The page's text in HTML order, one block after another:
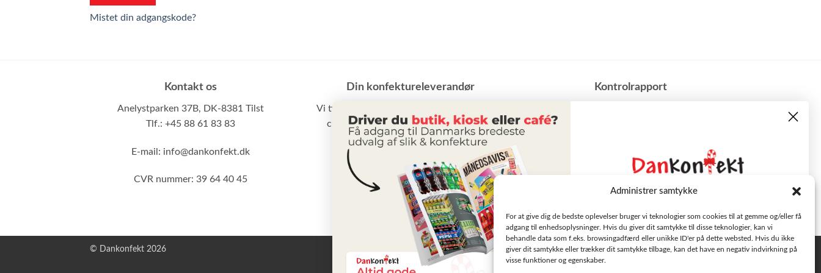
Administrer samtykke
For at give dig de bedste oplevelser bruger vi teknologier som cookies til at gemme og/eller få
adgang til enhedsoplysninger. Hvis du giver dit samtykke til disse teknologier, kan vi
behandle data som f.eks. browsingadfærd eller unikke ID'er på dette websted. Hvis du ikke
giver dit samtykke eller trækker dit samtykke tilbage, kan det have en negativ indvirkning på
visse funktioner og egenskaber.
Mistet din adgangskode?
Kontakt os
Anelystparken 37B, DK-8381 Tilst
Tlf.: +45 88 61 83 83
E-mail: info@dankonfekt.dk
CVR nummer: 39 64 40 45
Din konfektureleverandør
Vi tilbyder et stort udvalg af slik, chokolade,
chips samt vand m.m. til små som store
virksomheder
​Kontrolrapport
Privatlivspolitik
© Dankonfekt 2026
Læs tilbudsavisen
Se aktuelle tilbud